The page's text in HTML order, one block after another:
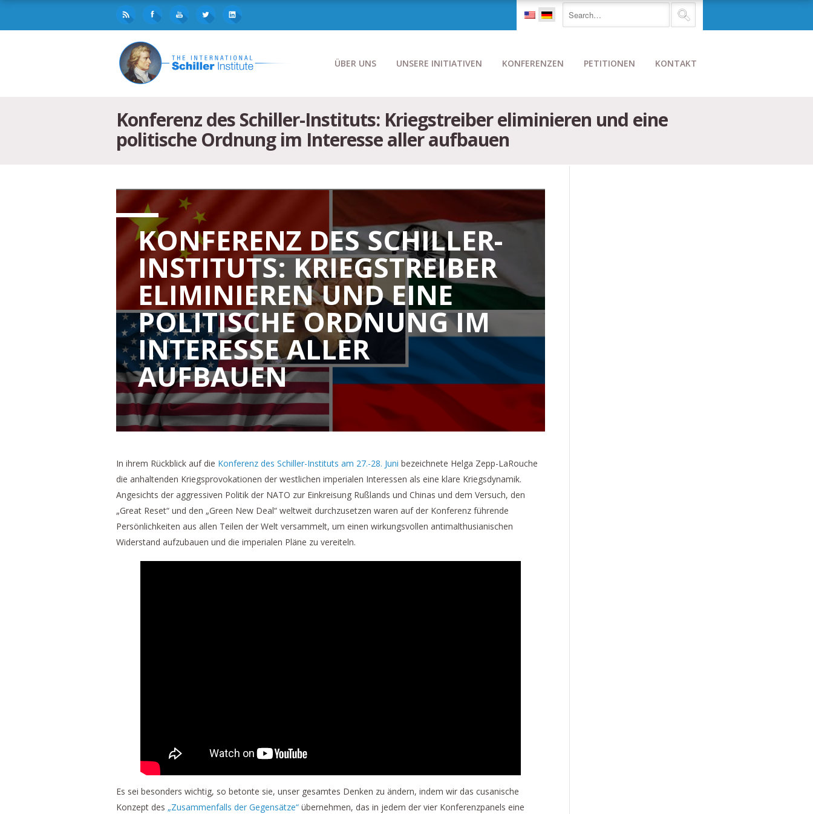
ÜBER UNS UNSERE INITIATIVEN KONFERENZEN PETITIONEN KONTAKT
Konferenz des Schiller-Instituts: Kriegstreiber eliminieren und eine
politische Ordnung im Interesse aller aufbauen
KONFERENZ DES SCHILLER-
INSTITUTS: KRIEGSTREIBER
ELIMINIEREN UND EINE
POLITISCHE ORDNUNG IM
INTERESSE ALLER
AUFBAUEN
In ihrem Rückblick auf die Konferenz des Schiller-Instituts am 27.-28. Juni bezeichnete Helga Zepp-LaRouche
die anhaltenden Kriegsprovokationen der westlichen imperialen Interessen als eine klare Kriegsdynamik.
Angesichts der aggressiven Politik der NATO zur Einkreisung Rußlands und Chinas und dem Versuch, den
„Great Reset“ und den „Green New Deal“ weltweit durchzusetzen waren auf der Konferenz führende
Persönlichkeiten aus allen Teilen der Welt versammelt, um einen wirkungsvollen antimalthusianischen
Widerstand aufzubauen und die imperialen Pläne zu vereiteln.
Es sei besonders wichtig, so betonte sie, unser gesamtes Denken zu ändern, indem wir das cusanische
Konzept des „Zusammenfalls der Gegensätze“ übernehmen, das in jedem der vier Konferenzpanels eine